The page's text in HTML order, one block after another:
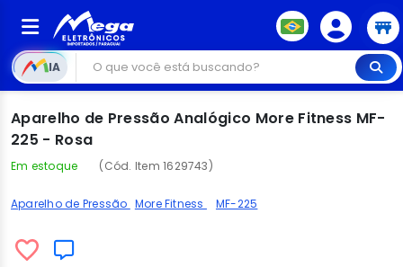
IA
Aparelho de Pressão Analógico More Fitness MF-
225 - Rosa
Em estoque (Cód. Item 1629743)
Aparelho de Pressão More Fitness MF-225